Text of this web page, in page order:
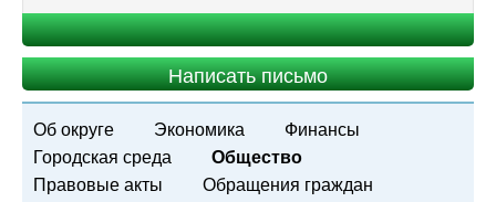
Написать письмо
Об округе Экономика
Финансы
Городская среда
Общество
Правовые акты
Обращения граждан